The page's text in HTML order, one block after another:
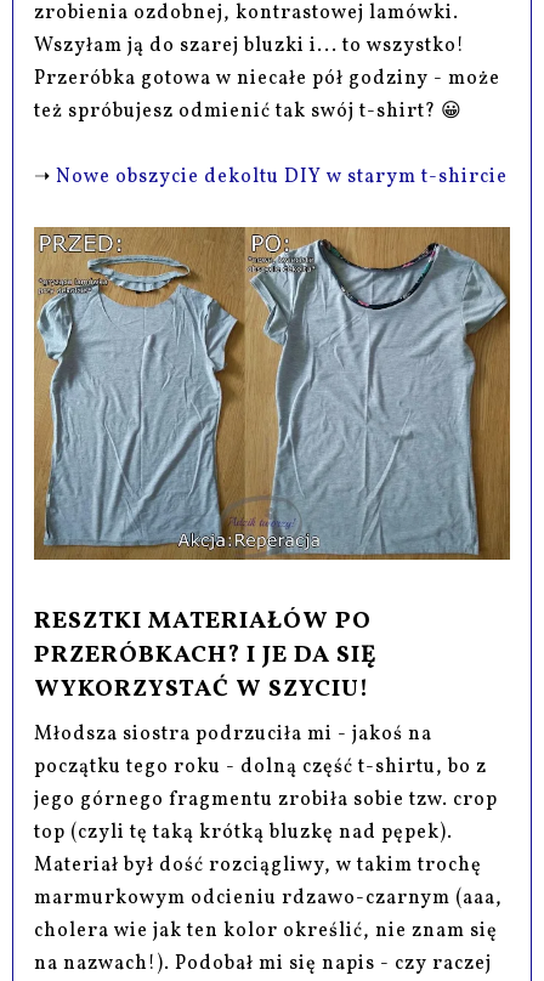
zrobienia ozdobnej, kontrastowej lamówki.
Wszyłam ją do szarej bluzki i... to wszystko!
Przeróbka gotowa w niecałe pół godziny - może
też spróbujesz odmienić tak swój t-shirt? 😀
➝Nowe obszycie dekoltu DIY w starym t-shircie
RESZTKI MATERIAŁÓW PO
PRZERÓBKACH? I JE DA SIĘ
WYKORZYSTAĆ W SZYCIU!
Młodsza siostra podrzuciła mi - jakoś na
początku tego roku - dolną część t-shirtu, bo z
jego górnego fragmentu zrobiła sobie tzw. crop
top (czyli tę taką krótką bluzkę nad pępek).
Materiał był dość rozciągliwy, w takim trochę
marmurkowym odcieniu rdzawo-czarnym (aaa,
cholera wie jak ten kolor określić, nie znam się
na nazwach!). Podobał mi się napis - czy raczej